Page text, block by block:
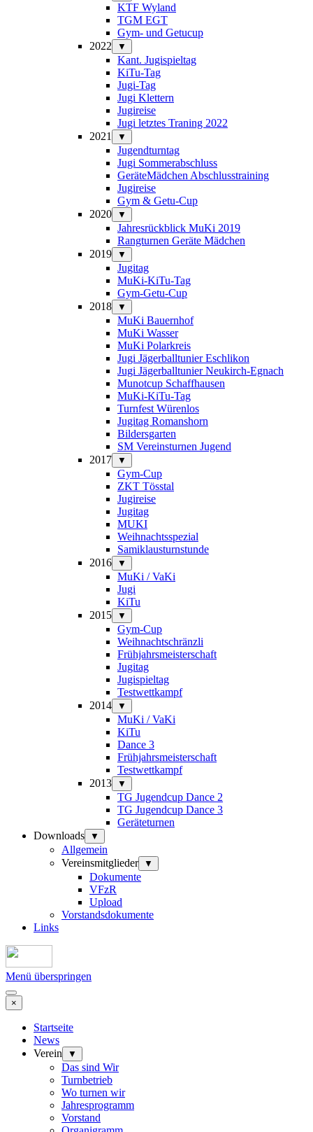
KTF Wyland
TGM EGT
Gym- und Getucup
2022
▼
Kant. Jugispieltag
KiTu-Tag
Jugi-Tag
Jugi Klettern
Jugireise
Jugi letztes Traning 2022
2021
▼
Jugendturntag
Jugi Sommerabschluss
GeräteMädchen Abschlusstraining
Jugireise
Gym & Getu-Cup
2020
▼
Jahresrückblick MuKi 2019
Rangturnen Geräte Mädchen
2019
▼
Jugitag
MuKi-KiTu-Tag
Gym-Getu-Cup
2018
▼
MuKi Bauernhof
MuKi Wasser
MuKi Polarkreis
Jugi Jägerballtunier Eschlikon
Jugi Jägerballtunier Neukirch-Egnach
Munotcup Schaffhausen
MuKi-KiTu-Tag
Turnfest Würenlos
Jugitag Romanshorn
Bildersgarten
SM Vereinsturnen Jugend
2017
▼
Gym-Cup
ZKT Tösstal
Jugireise
Jugitag
MUKI
Weihnachtsspezial
Samiklausturnstunde
2016
▼
MuKi / VaKi
Jugi
KiTu
2015
▼
Gym-Cup
Weihnachtschränzli
Frühjahrsmeisterschaft
Jugitag
Jugispieltag
Testwettkampf
2014
▼
MuKi / VaKi
KiTu
Dance 3
Frühjahrsmeisterschaft
Testwettkampf
2013
▼
TG Jugendcup Dance 2
TG Jugendcup Dance 3
Geräteturnen
Downloads
▼
Allgemein
Vereinsmitglieder
▼
Dokumente
VFzR
Upload
Vorstandsdokumente
Links
Menü überspringen
×
Startseite
News
Verein
▼
Das sind Wir
Turnbetrieb
Wo turnen wir
Jahresprogramm
Vorstand